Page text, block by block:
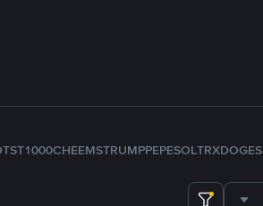
DOGE
TRX
SOL
PEPE
TRUMP
1000CHEEMS
TST